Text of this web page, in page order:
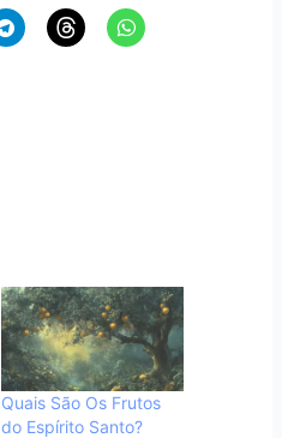
Quais São Os Frutos
do Espírito Santo?